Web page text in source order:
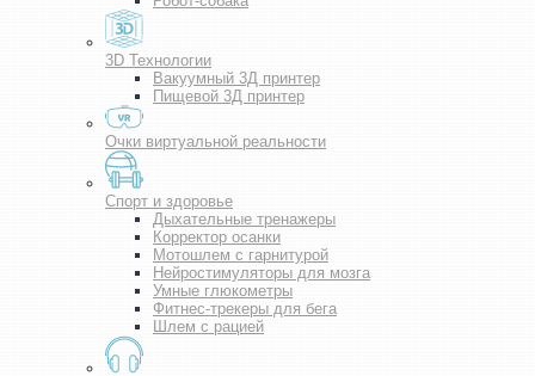
3D Технологии
Вакуумный 3Д принтер
Пищевой 3Д принтер
Очки виртуальной реальности
Спорт и здоровье
Дыхательные тренажеры
Корректор осанки
Мотошлем с гарнитурой
Нейростимуляторы для мозга
Умные глюкометры
Фитнес-трекеры для бега
Шлем с рацией